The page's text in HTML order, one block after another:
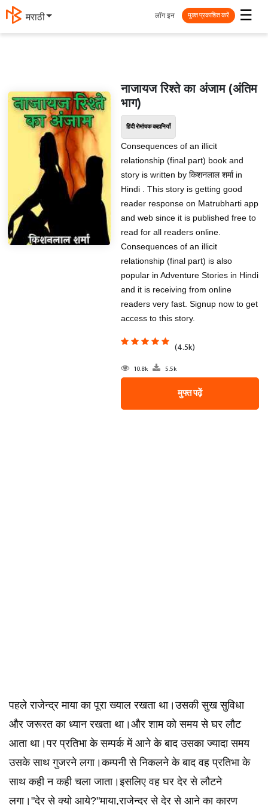
मराठी ☰
लॉग इन मुक्त प्रकाशित करें
नाजायज रिश्ते का अंजाम (अंतिम
भाग)
हिंदी रोमांचक कहानियाँ
Consequences of an illicit
relationship (final part) book and
story is written by किशनलाल शर्मा in
Hindi . This story is getting good
reader response on Matrubharti app
and web since it is published free to
read for all readers online.
Consequences of an illicit
relationship (final part) is also
popular in Adventure Stories in Hindi
and it is receiving from online
readers very fast. Signup now to get
access to this story.
(4.5k)
10.8k 5.5k
मुफ्त पढ़ें
पहले राजेन्द्र माया का पूरा ख्याल रखता था।उसकी सुख सुविधा
और जरूरत का ध्यान रखता था।और शाम को समय से घर लौट
आता था।पर प्रतिभा के सम्पर्क में आने के बाद उसका ज्यादा समय
उसके साथ गुजरने लगा।कम्पनी से निकलने के बाद वह प्रतिभा के
साथ कही न कही चला जाता।इसलिए वह घर देर से लौटने
लगा।"देर से क्यो आये?"माया,राजेन्द्र से देर से आने का कारण